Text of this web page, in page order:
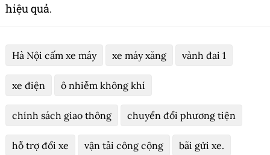
hiệu quả.
Hà Nội cấm xe máy xe máy xăng vành đai 1
xe điện ô nhiễm không khí
chính sách giao thông chuyển đổi phương tiện
hỗ trợ đổi xe vận tải công cộng bãi gửi xe.